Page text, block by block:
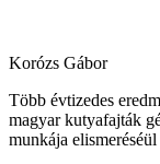
Korózs Gábor
Több évtizedes
magyar kutyafajták
munkája elismeréséül